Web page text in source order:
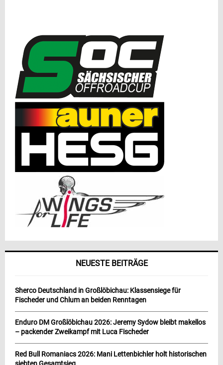
NEUESTE BEITRÄGE
Sherco Deutschland in Großlöbichau: Klassensiege für
Fischeder und Chlum an beiden Renntagen
Enduro DM Großlöbichau 2026: Jeremy Sydow bleibt makellos
– packender Zweikampf mit Luca Fischeder
Red Bull Romaniacs 2026: Mani Lettenbichler holt historischen
siebten Gesamtsieg